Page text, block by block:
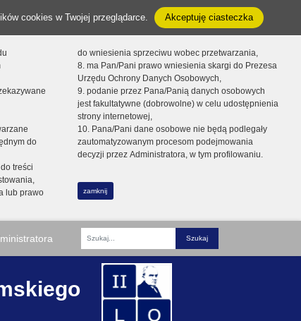
cookies w Twojej przeglądarce. Akceptuję ciasteczka
do
treści
lub prawo
do wniesienia sprzeciwu wobec przetwarzania,
8. ma Pan/Pani prawo wniesienia skargi do Prezesa
Urzędu Ochrony Danych Osobowych,
9. podanie przez Pana/Panią danych osobowych
jest fakultatywne (dobrowolne) w celu udostępnienia
strony internetowej,
10. Pana/Pani dane osobowe nie będą podlegały
zautomatyzowanym procesom podejmowania
decyzji przez Administratora, w tym profilowaniu.
zamknij
Fraza